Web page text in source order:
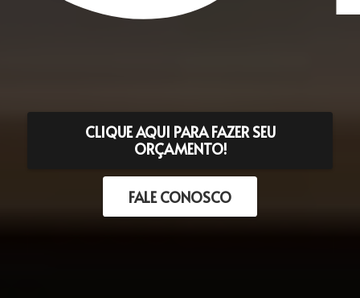
CLIQUE AQUI PARA FAZER SEU
ORÇAMENTO!
FALE CONOSCO